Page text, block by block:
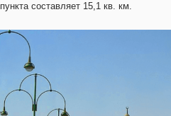
пункта составляет 15,1 кв. км.